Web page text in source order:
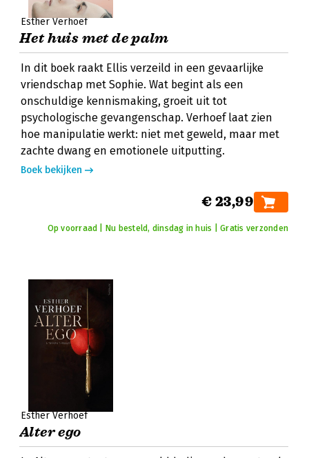
Esther Verhoef
Het huis met de palm
In dit boek raakt Ellis verzeild in een gevaarlijke
vriendschap met Sophie. Wat begint als een
onschuldige kennismaking, groeit uit tot
psychologische gevangenschap. Verhoef laat zien
hoe manipulatie werkt: niet met geweld, maar met
zachte dwang en emotionele uitputting.
Boek bekijken
€ 23,99
Op voorraad | Nu besteld, dinsdag in huis | Gratis verzonden
Esther Verhoef
Alter ego